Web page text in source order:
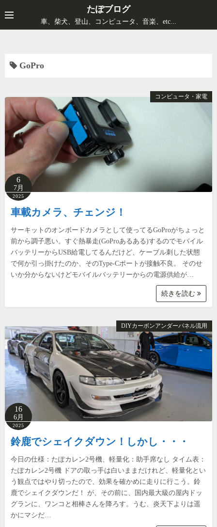
ン
テ
プ
たぽブログ
車、柴犬、登山、コンピュータ、音楽、etc...
GoPro
コンピュータ・家電
6
7月
2025
車載カメラ、チェンジ！
サーキットのオンボードカメラとして使ってるGoProがちょっと
前から調子悪い。すぐ熱暴走(GoProあるある)するのでモバイル
バッテリーからUSB給電してるんだけど、ケーブル刺した状態
で何か引っ掛けたのか、そのType-Cポートが接触不良。 そのせ
いか分からないけどモバイルバッテリーからの電源供給が…
続きを読む
DIYカーボンアンダーパネル流用
16
6月
2025
鈴鹿でシェイクダウン！しかし・・・
今日の仕様：たぽカレン2号機、軽量化：助手席なし タイム表：
たぽカレン2号機 ドアの取っ手は白いままだけれど、軽量化とい
う観点ではやり切ったので、効果を確かめに走りに行こう。鈴
鹿でシェイクダウンだ！ が、その前に、国内最大級の屋内ドッ
グランに、ワンコと相棒さんを降ろす。うむ、炎天下よりは遥
かにマシだ…